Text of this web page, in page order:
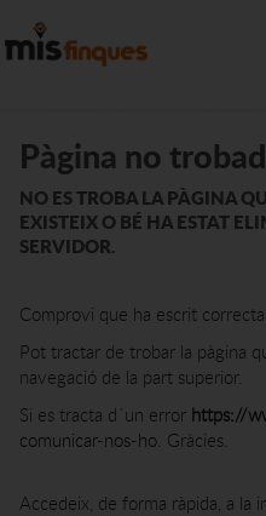
Pàgina no
NO ES TROBA LA PÀGINA
EXISTEIX O BÉ HA ESTAT
SERVIDOR.
Comprovi que ha escrit
Pot tractar de trobar la pàgina
navegació de la part superior.
Si es tracta d´un error https://
comunicar-nos-ho. Gràcies.
Accedeix, de forma ràpida, a la